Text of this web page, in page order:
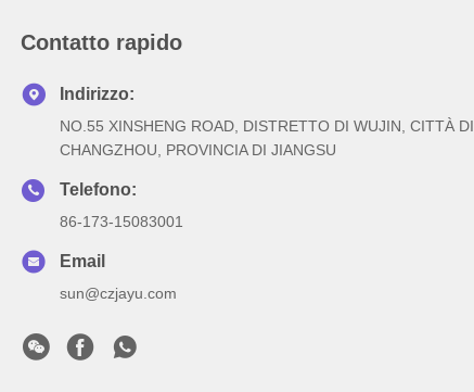
Contatto rapido
Indirizzo:
NO.55 XINSHENG ROAD, DISTRETTO DI WUJIN, CITTÀ DI
CHANGZHOU, PROVINCIA DI JIANGSU
Telefono:
86-173-15083001
Email
sun@czjayu.com